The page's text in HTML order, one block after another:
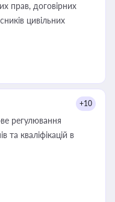
прав, договірних
цивільних
+10
регулювання
та кваліфікацій в